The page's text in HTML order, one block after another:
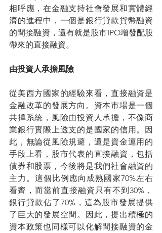
相呼應，在金融支持社會發展和實體經
濟的進程中，一個是銀行貸款貨幣融資
的間接融資，還有就是股市IPO增發配股
帶來的直接融資。
由投資人承擔風險
從美西方國家的經驗來看，直接融資是
金融改革的發展方向。資本市場是一個
共擇系統，風險由投資人承擔，不像商
業銀行實際上透支的是國家的信用。因
此，無論從風險規避，還是資金運用的
手段上看，股市代表的直接融資，包括
債券和股票，今後將是我們社會融資的
主力。這個比例應向成熟國家70%左右
看齊，而當前直接融資只有不到30%，
銀行貸款佔了70%，這為股市發展提供
了巨大的發展空間。因此，提出積極的
資本政策也同樣可以化解間接融資的金